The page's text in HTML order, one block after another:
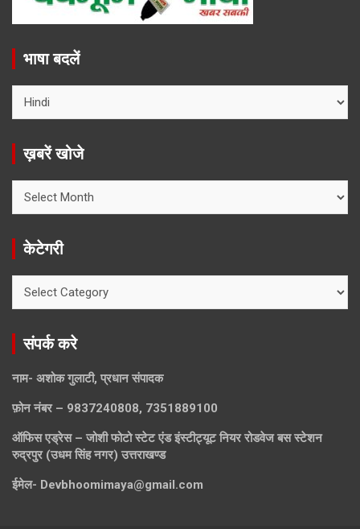
भाषा बदलें
ख़बरें खोजे
खोजे
केटेगरी
संपर्क करे
नाम- अशोक गुलाटी, प्रधान संपादक
फ़ोन नंबर – 9837240808, 7351889100
ऑफिस एड्रेस – जोशी फोटो स्टेट एंड इंस्टीट्यूट नियर रोडवेज बस स्टेशन
रुद्रपुर (उधम सिंह नगर) उत्तराखण्ड
ईमेल- Devbhoomimaya@gmail.com